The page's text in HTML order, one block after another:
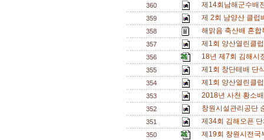
360 제14회남해군수배
359 제 2회 남양산 클
358 해맑음 축산배 혼
357 제1회 양산열린클
356 18년 제7회 김해시
355 제1회 창단테배 단
354 제1회 양산열린클
353 2018년 사천 황소
352 창원시설관리공단
351 제34회 김해오픈
350 제19회 창원시전